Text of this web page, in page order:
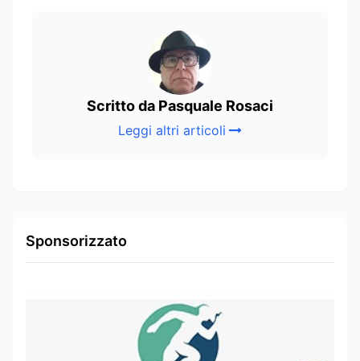
Scritto da Pasquale Rosaci
Leggi altri articoli
Sponsorizzato